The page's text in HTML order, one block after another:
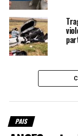
responsables estén
El hallazgo
Vega
Los restos de la
sábado pasado en
PAIS